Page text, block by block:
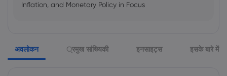
Inflation, and Monetary Policy in Focus
US Government Shutdown Threatens
October Inflation Data Release
अवलोकन ्रमुख सांख्यिकी इनसाइट्स इसके बारे में